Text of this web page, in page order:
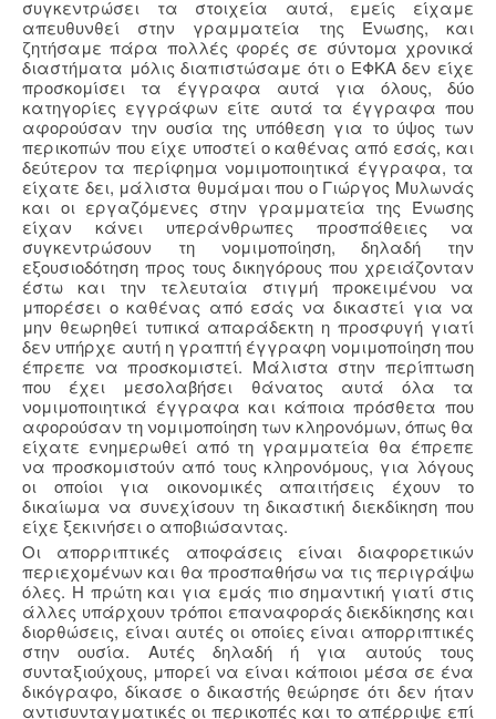
συγκεντρώσει τα στοιχεία αυτά, εμείς είχαμε
απευθυνθεί στην γραμματεία της Ένωσης, και
ζητήσαμε πάρα πολλές φορές σε σύντομα χρονικά
διαστήματα μόλις διαπιστώσαμε ότι ο ΕΦΚΑ δεν είχε
προσκομίσει τα έγγραφα αυτά για όλους, δύο
κατηγορίες εγγράφων είτε αυτά τα έγγραφα που
αφορούσαν την ουσία της υπόθεση για το ύψος των
περικοπών που είχε υποστεί ο καθένας από εσάς, και
δεύτερον τα περίφημα νομιμοποιητικά έγγραφα, τα
είχατε δει, μάλιστα θυμάμαι που ο Γιώργος Μυλωνάς
και οι εργαζόμενες στην γραμματεία της Ένωσης
είχαν κάνει υπεράνθρωπες προσπάθειες να
συγκεντρώσουν τη νομιμοποίηση, δηλαδή την
εξουσιοδότηση προς τους δικηγόρους που χρειάζονταν
έστω και την τελευταία στιγμή προκειμένου να
μπορέσει ο καθένας από εσάς να δικαστεί για να
μην θεωρηθεί τυπικά απαράδεκτη η προσφυγή γιατί
δεν υπήρχε αυτή η γραπτή έγγραφη νομιμοποίηση που
έπρεπε να προσκομιστεί. Μάλιστα στην περίπτωση
που έχει μεσολαβήσει θάνατος αυτά όλα τα
νομιμοποιητικά έγγραφα και κάποια πρόσθετα που
αφορούσαν τη νομιμοποίηση των κληρονόμων, όπως θα
είχατε ενημερωθεί από τη γραμματεία θα έπρεπε
να προσκομιστούν από τους κληρονόμους, για λόγους
οι οποίοι για οικονομικές απαιτήσεις έχουν το
δικαίωμα να συνεχίσουν τη δικαστική διεκδίκηση που
είχε ξεκινήσει ο αποβιώσαντας.
Οι απορριπτικές αποφάσεις είναι διαφορετικών
περιεχομένων και θα προσπαθήσω να τις περιγράψω
όλες. Η πρώτη και για εμάς πιο σημαντική γιατί στις
άλλες υπάρχουν τρόποι επαναφοράς διεκδίκησης και
διορθώσεις, είναι αυτές οι οποίες είναι απορριπτικές
στην ουσία. Αυτές δηλαδή ή για αυτούς τους
συνταξιούχους, μπορεί να είναι κάποιοι μέσα σε ένα
δικόγραφο, δίκασε ο δικαστής θεώρησε ότι δεν ήταν
αντισυνταγματικές οι περικοπές και το απέρριψε επί